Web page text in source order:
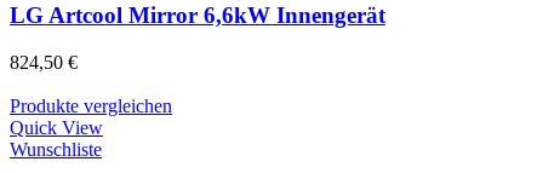
LG Artcool Mirror 6,6kW Innengerät
824,50 €
Produkte vergleichen
Quick View
Wunschliste